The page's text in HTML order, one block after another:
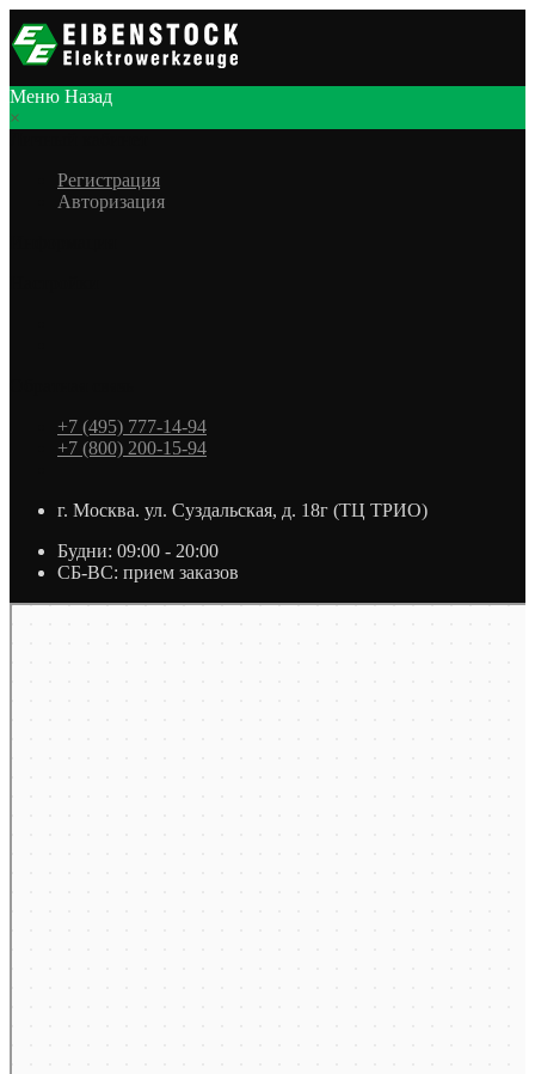
Меню Назад
×
Регистрация
Авторизация
+7 (495) 777-14-94
+7 (800) 200-15-94
г. Москва. ул. Суздальская, д. 18г (ТЦ ТРИО)
Будни: 09:00 - 20:00
СБ-ВС: прием заказов